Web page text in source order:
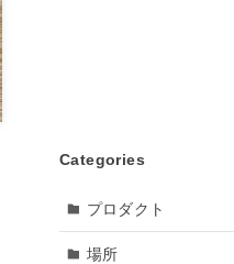
Categories
プロダクト
場所